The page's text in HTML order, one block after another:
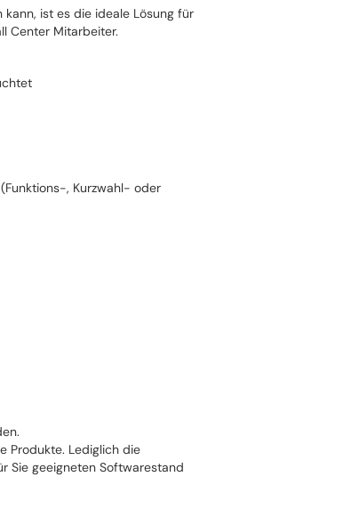
ist es die ideale Lösung für
Center Mitarbeiter.
, Kurzwahl- oder
Produkte. Lediglich die
Sie geeigneten Softwarestand